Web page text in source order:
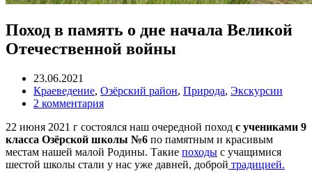
Поход в память о дне начала Великой
Отечественной войны
23.06.2021
Краеведение, Озёрский район, Природа, Экскурсии
2 комментария
22 июня 2021 г состоялся наш очередной поход с учениками 9
класса Озёрской школы №6 по памятным и красивым
местам нашей малой Родины. Такие походы с учащимися
шестой школы стали у нас уже давней, доброй традицией.